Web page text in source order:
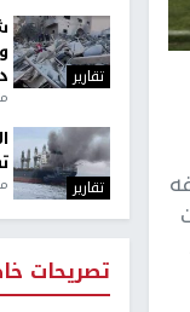
تقارير
تقارير
تصريحات